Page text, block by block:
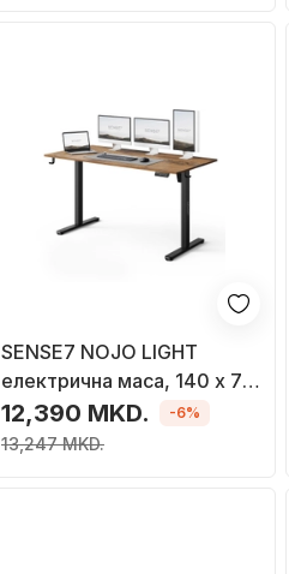
SENSE7 NOJO LIGHT
електрична маса, 140 x 70
см, темно кафеава
12,390 MKD.
13,247 MKD.
-6%